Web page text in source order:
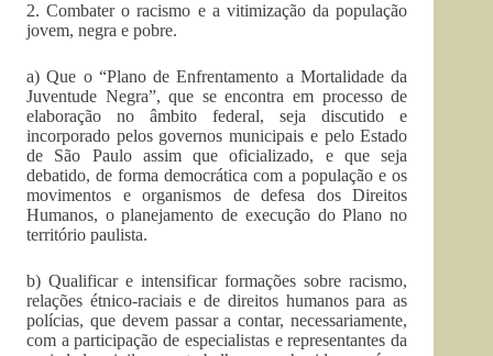
2. Combater o racismo e a vitimização da população
jovem, negra e pobre.
a) Que o “Plano de Enfrentamento a Mortalidade da
Juventude Negra”, que se encontra em processo de
elaboração no âmbito federal, seja discutido e
incorporado pelos governos municipais e pelo Estado
de São Paulo assim que oficializado, e que seja
debatido, de forma democrática com a população e os
movimentos e organismos de defesa dos Direitos
Humanos, o planejamento de execução do Plano no
território paulista.
b) Qualificar e intensificar formações sobre racismo,
relações étnico-raciais e de direitos humanos para as
polícias, que devem passar a contar, necessariamente,
com a participação de especialistas e representantes da